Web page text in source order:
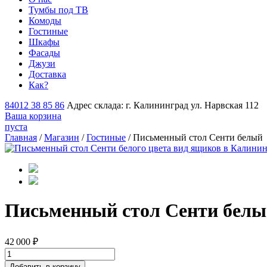
Тумбы под ТВ
Комоды
Гостиные
Шкафы
Фасады
Джузи
Доставка
Как?
84012 38 85 86 Адрес склада: г. Калининград ул. Нарвская 112
Ваша корзина
пуста
Главная /Магазин /Гостиные / Письменный стол Сенти белый
Письменный стол Сенти
42 000 ₽